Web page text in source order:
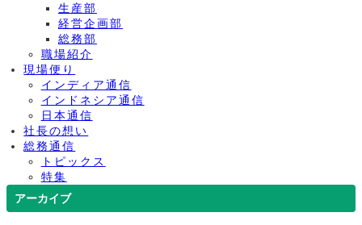
生産部
経営企画部
総務部
職場紹介
現場便り
インディア通信
インドネシア通信
日本通信
社長の想い
総務通信
トピックス
特集
アーカイブ